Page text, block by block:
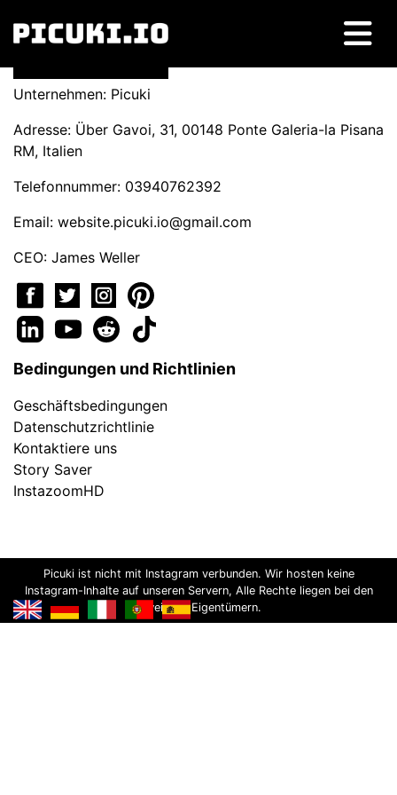
Unternehmen: Picuki
Adresse: Über Gavoi, 31, 00148 Ponte Galeria-la Pisana
RM, Italien
Telefonnummer: 03940762392
Email: website.picuki.io@gmail.com
CEO: James Weller
Bedingungen und Richtlinien
Geschäftsbedingungen
Datenschutzrichtlinie
Kontaktiere uns
Story Saver
InstazoomHD
Picuki ist nicht mit Instagram verbunden. Wir hosten keine
Instagram-Inhalte auf unseren Servern, Alle Rechte liegen bei den
jeweiligen Eigentümern.